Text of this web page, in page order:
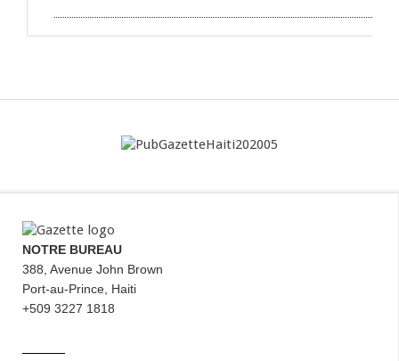
NOTRE BUREAU
388, Avenue John Brown
Port-au-Prince, Haiti
+509 3227 1818